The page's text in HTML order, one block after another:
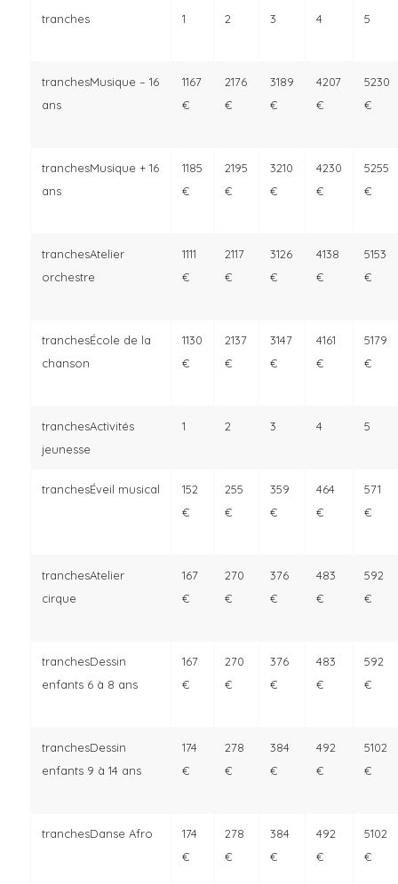
Musique – 16
ans
167
€
176
€
189
€
207
€
230
€
Musique + 16
ans
185
€
195
€
210
€
230
€
255
€
Atelier
orchestre
111
€
117
€
126
€
138
€
153
€
École de la
chanson
130
€
137
€
147
€
161
€
179
€
Activités
jeunesse
Éveil musical
52
€
55
€
59
€
64
€
71
€
Atelier
cirque
67
€
70
€
76
€
83
€
92
€
Dessin
enfants 6 à 8 ans
67
€
70
€
76
€
83
€
92
€
Dessin
enfants 9 à 14 ans
74
€
78
€
84
€
92
€
102
€
Danse Afro
74
€
78
€
84
€
92
€
102
€